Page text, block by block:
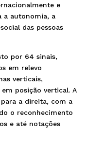
e
a autonomia, a
das pessoas
por 64 sinais,
em relevo
verticais,
posição vertical. A
a direita, com a
o reconhecimento
e até notações